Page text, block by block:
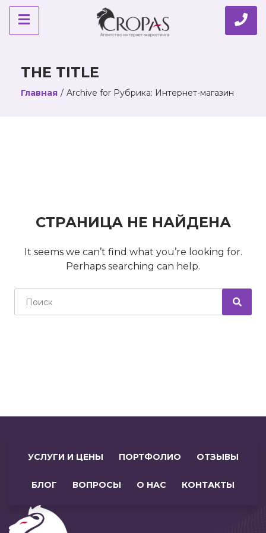
THE TITLE
Главная / Archive for Рубрика: Интернет-магазин
СТРАНИЦА НЕ НАЙДЕНА
It seems we can’t find what you’re looking for.
Perhaps searching can help.
УСЛУГИ И ЦЕНЫ ПОРТФОЛИО ОТЗЫВЫ
БЛОГ ВОПРОСЫ О НАС КОНТАКТЫ